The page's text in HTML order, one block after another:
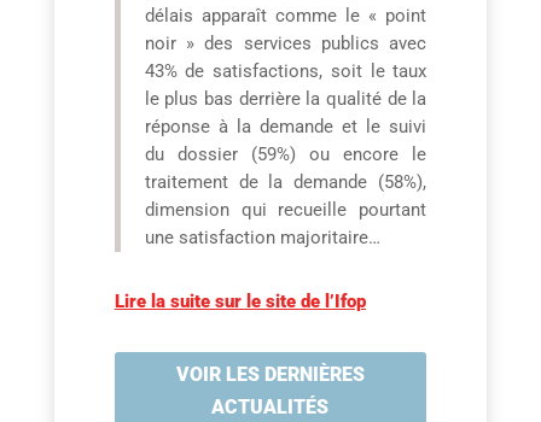
délais apparaît comme le « point
noir » des services publics avec
43% de satisfactions, soit le taux
le plus bas derrière la qualité de la
réponse à la demande et le suivi
du dossier (59%) ou encore le
traitement de la demande (58%),
dimension qui recueille pourtant
une satisfaction majoritaire…
Lire la suite sur le site de l’Ifop
VOIR LES DERNIÈRES
ACTUALITÉS